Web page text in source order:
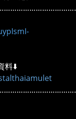
料⬇️